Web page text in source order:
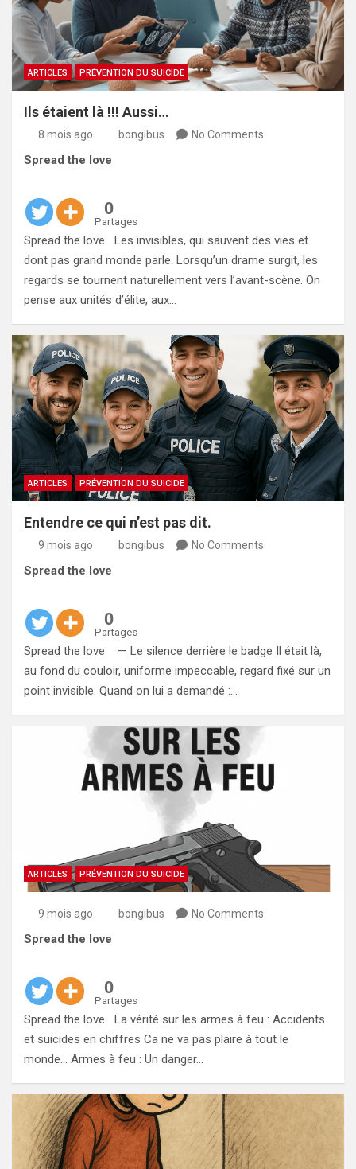
ARTICLES PRÉVENTION DU SUICIDE
Ils étaient là !!! Aussi…
8 mois ago bongibus No Comments
Spread the love
0
Partages
Spread the love Les invisibles, qui sauvent des vies et
dont pas grand monde parle. Lorsqu’un drame surgit, les
regards se tournent naturellement vers l’avant-scène. On
pense aux unités d’élite, aux…
ARTICLES PRÉVENTION DU SUICIDE
Entendre ce qui n’est pas dit.
9 mois ago bongibus No Comments
Spread the love
0
Partages
Spread the love — Le silence derrière le badge Il était là,
au fond du couloir, uniforme impeccable, regard fixé sur un
point invisible. Quand on lui a demandé :…
ARTICLES PRÉVENTION DU SUICIDE
9 mois ago bongibus No Comments
Spread the love
0
Partages
Spread the love La vérité sur les armes à feu : Accidents
et suicides en chiffres Ca ne va pas plaire à tout le
monde… Armes à feu : Un danger…